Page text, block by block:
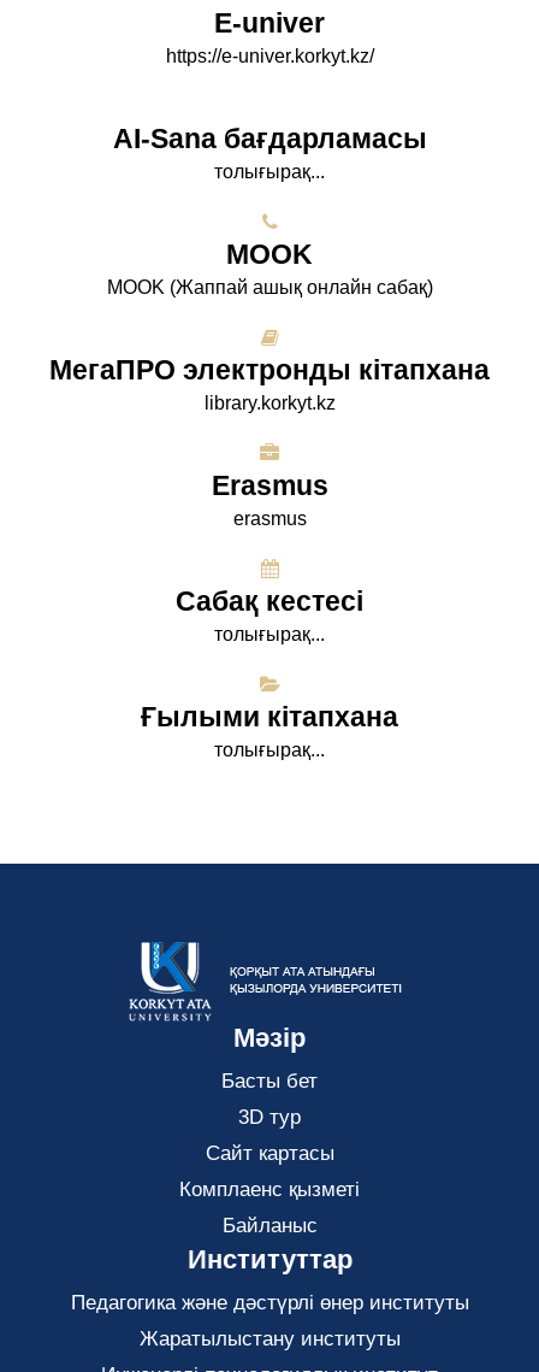
E-univer
https://e-univer.korkyt.kz/
AI-Sana бағдарламасы
толығырақ...
МООK
МООK (Жаппай ашық онлайн сабақ)
МегаПРО электронды кітапхана
library.korkyt.kz
Erasmus
erasmus
Сабақ кестесі
толығырақ...
Ғылыми кітапхана
толығырақ...
Мәзір
Басты бет
3D тур
Сайт картасы
Комплаенс қызметі
Байланыс
Институттар
Педагогика және дәстүрлі өнер институты
Жаратылыстану институты